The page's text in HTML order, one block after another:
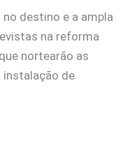
destino e a ampla
na reforma
nortearão as
de